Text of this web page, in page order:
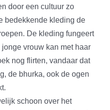
door een cultuur zo
bedekkende kleding de
De kleding fungeert
vrouw kan met haar
nog flirten, vandaar dat
de bhurka, ook de ogen
schoon over het